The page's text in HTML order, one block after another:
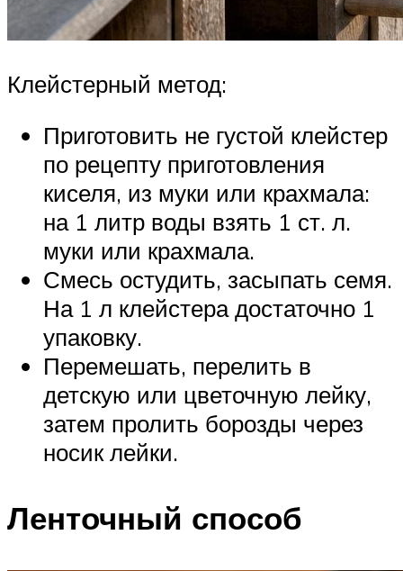
Клейстерный метод:
Приготовить не густой клейстер
по рецепту приготовления
киселя, из муки или крахмала:
на 1 литр воды взять 1 ст. л.
муки или крахмала.
Смесь остудить, засыпать семя.
На 1 л клейстера достаточно 1
упаковку.
Перемешать, перелить в
детскую или цветочную лейку,
затем пролить борозды через
носик лейки.
Ленточный способ